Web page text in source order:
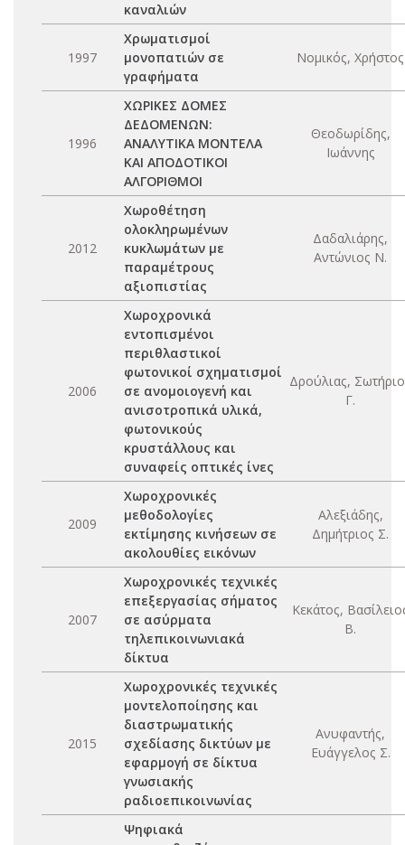
καναλιών
1997
Χρωματισμοί
μονοπατιών σε
γραφήματα
Νομικός, Χρήστος
1996
ΧΩΡΙΚΕΣ ΔΟΜΕΣ
ΔΕΔΟΜΕΝΩΝ:
ΑΝΑΛΥΤΙΚΑ ΜΟΝΤΕΛΑ
ΚΑΙ ΑΠΟΔΟΤΙΚΟΙ
ΑΛΓΟΡΙΘΜΟΙ
Θεοδωρίδης,
Ιωάννης
2012
Χωροθέτηση
ολοκληρωμένων
κυκλωμάτων με
παραμέτρους
αξιοπιστίας
Δαδαλιάρης,
Αντώνιος Ν.
2006
Χωροχρονικά
εντοπισμένοι
περιθλαστικοί
φωτονικοί σχηματισμοί
σε ανομοιογενή και
ανισοτροπικά υλικά,
φωτονικούς
κρυστάλλους και
συναφείς οπτικές ίνες
Δρούλιας,
Γ.
2009
Χωροχρονικές
μεθοδολογίες
εκτίμησης κινήσεων σε
ακολουθίες εικόνων
Αλεξιάδης,
Δημήτριος Σ.
2007
Χωροχρονικές τεχνικές
επεξεργασίας σήματος
σε ασύρματα
τηλεπικοινωνιακά
δίκτυα
Κεκάτος,
Β.
2015
Χωροχρονικές τεχνικές
μοντελοποίησης και
διαστρωματικής
σχεδίασης δικτύων με
εφαρμογή σε δίκτυα
γνωσιακής
ραδιοεπικοινωνίας
Ανυφαντής,
Ευάγγελος Σ.
Ψηφιακά